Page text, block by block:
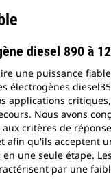
diesel 890 à
une puissance
électrogènes
applications
Nous avons
critères de
afin qu'ils acceptent
une seule étape.
par une